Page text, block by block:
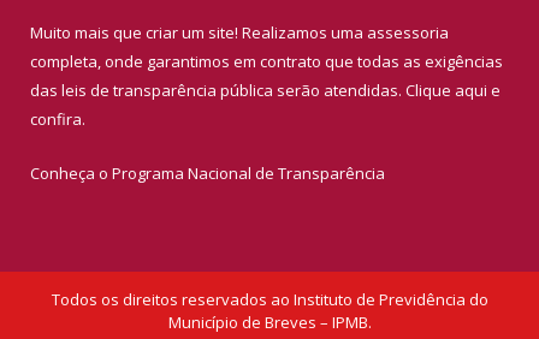
Muito mais que criar um site! Realizamos uma assessoria
completa, onde garantimos em contrato que todas as exigências
das leis de transparência pública serão atendidas. Clique aqui e
confira.
Conheça o Programa Nacional de Transparência
Todos os direitos reservados ao Instituto de Previdência do
Município de Breves – IPMB.